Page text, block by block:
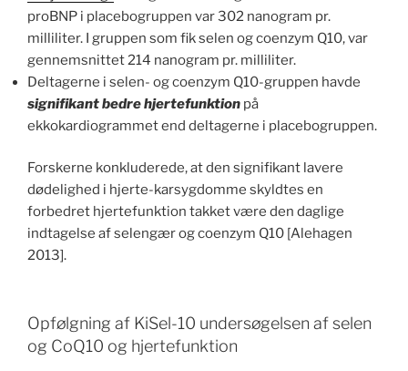
proBNP i placebogruppen var 302 nanogram pr.
milliliter. I gruppen som fik selen og coenzym Q10, var
gennemsnittet 214 nanogram pr. milliliter.
Deltagerne i selen- og coenzym Q10-gruppen havde
signifikant bedre hjertefunktion på
ekkokardiogrammet end deltagerne i placebogruppen.
Forskerne konkluderede, at den signifikant lavere
dødelighed i hjerte-karsygdomme skyldtes en
forbedret hjertefunktion takket være den daglige
indtagelse af selengær og coenzym Q10 [Alehagen
2013].
Opfølgning af KiSel-10 undersøgelsen af selen
og CoQ10 og hjertefunktion